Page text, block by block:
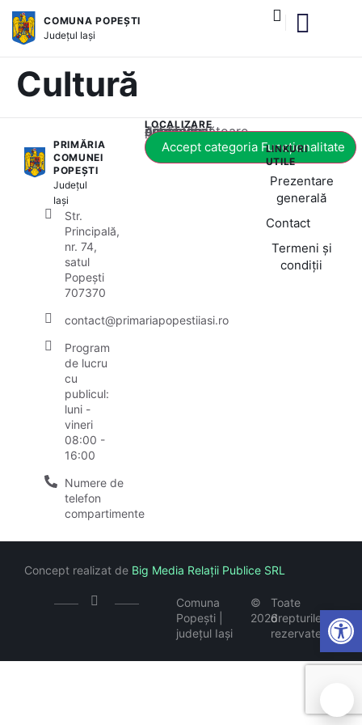
COMUNA POPEȘTI
Județul Iași
Cultură
PRIMĂRIA
COMUNEI
POPEȘTI
Județul
Iași
Str.
Principală,
nr. 74,
satul
Popești
707370
contact@primariapopestiiasi.ro
Program
de lucru
cu
publicul:
luni -
vineri
08:00 -
16:00
Numere de
telefon
compartimente
LOCALIZARE
Acest conținut este blocat până când acceptați categoria corespunzătoare de cookie-uri.
Accept categoria Funcționalitate
LINKURI
UTILE
Prezentare
generală
Contact
Termeni și
condiții
Comuna
Popești |
județul Iași
©
2026
Toate
drepturile
rezervate
Concept realizat de Big Media Relații Publice SRL